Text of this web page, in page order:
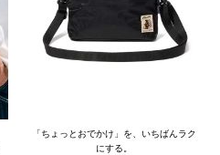
「ちょっとおでかけ」を、いちばんラク
にする。